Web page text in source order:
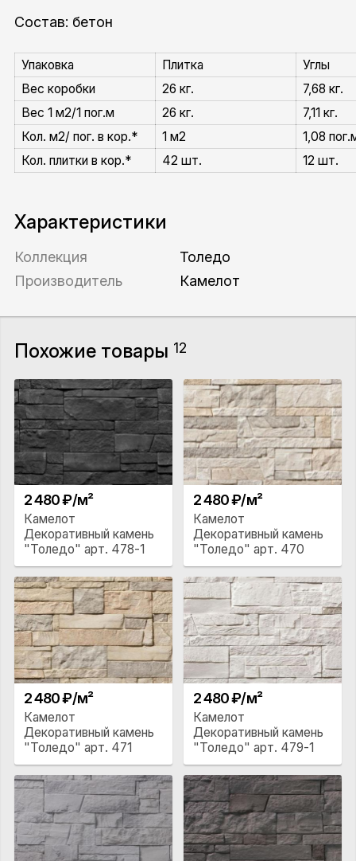
Состав: бетон
Упаковка Плитка
Углы
Вес коробки
26 кг.
7,68 кг.
Вес 1 м2/1 пог.м
26 кг.
7,11 кг.
Кол. м2/ пог. в кор.*
1 м2
1,08
Кол. плитки в кор.*
42 шт. 12 шт.
Характеристики
Коллекция
Толедо
Производитель
Камелот
Похожие товары 12
2 480 ₽/м²
Камелот
Декоративный камень
"Толедо" арт. 478-1
2 480 ₽/м²
Камелот
Декоративный камень
"Толедо" арт. 470
2 480 ₽/м²
Камелот
Декоративный камень
"Толедо" арт. 471
2 480 ₽/м²
Камелот
Декоративный камень
"Толедо" арт. 479-1